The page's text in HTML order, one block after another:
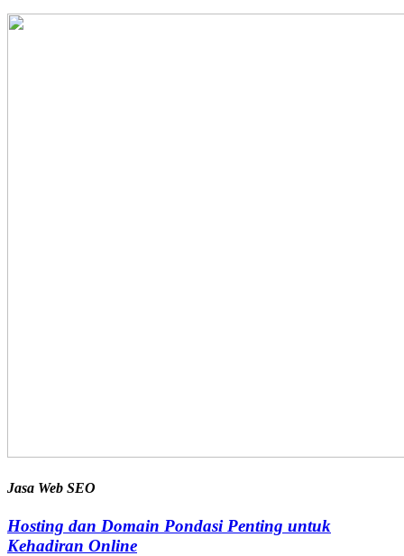
Jasa Web SEO
Hosting dan Domain Pondasi Penting untuk
Kehadiran Online